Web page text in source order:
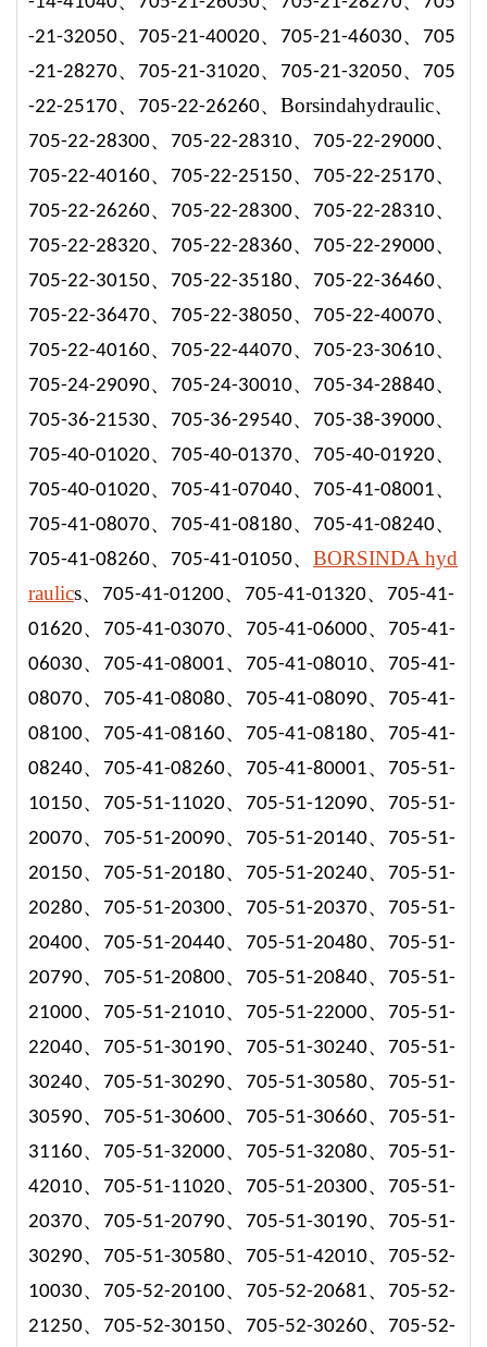
-21-32050、 705-21-40020、 705-21-46030、
705
-21-28270、 705-21-31020、 705-21-32050、
705
-22-25170、 705-22-26260、 Borsindahydraulic、
705-22-28300、 705-22-28310、 705-22-29000、
705-22-40160、 705-22-25150、 705-22-25170、
705-22-26260、 705-22-28300、 705-22-28310、
705-22-28320、 705-22-28360、 705-22-29000、
705-22-30150、 705-22-35180、 705-22-36460、
705-22-36470、 705-22-38050、 705-22-40070、
705-22-40160、 705-22-44070、 705-23-30610、
705-24-29090、 705-24-30010、 705-34-28840、
705-36-21530、 705-36-29540、 705-38-39000、
705-40-01020、 705-40-01370、 705-40-01920、
705-40-01020、 705-41-07040、 705-41-08001、
705-41-08070、 705-41-08180、 705-41-08240、
705-41-08260、 705-41-01050、 BORSINDA hyd
raulics、 705-41-01200、 705-41-01320、
705-41-
01620、 705-41-03070、 705-41-06000、
705-41-
06030、 705-41-08001、 705-41-08010、
705-41-
08070、 705-41-08080、 705-41-08090、
705-41-
08100、 705-41-08160、 705-41-08180、
705-41-
08240、 705-41-08260、 705-41-80001、
705-51-
10150、 705-51-11020、 705-51-12090、
705-51-
20070、 705-51-20090、 705-51-20140、
705-51-
20150、 705-51-20180、 705-51-20240、
705-51-
20280、 705-51-20300、 705-51-20370、
705-51-
20400、 705-51-20440、 705-51-20480、
705-51-
20790、 705-51-20800、 705-51-20840、
705-51-
21000、 705-51-21010、 705-51-22000、
705-51-
22040、 705-51-30190、 705-51-30240、
705-51-
30240、 705-51-30290、 705-51-30580、
705-51-
30590、 705-51-30600、 705-51-30660、
705-51-
31160、 705-51-32000、 705-51-32080、
705-51-
42010、 705-51-11020、 705-51-20300、
705-51-
20370、 705-51-20790、 705-51-30190、
705-51-
30290、 705-51-30580、 705-51-42010、
705-52-
10030、 705-52-20100、 705-52-20681、
705-52-
21250、 705-52-30150、 705-52-30260、
705-52-